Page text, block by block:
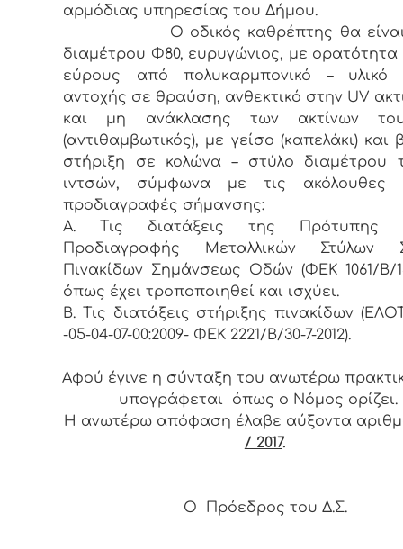
αρμόδιας υπηρεσίας του Δήμου.
Ο οδικός καθρέπτης θα είναι
διαμέτρου Φ80, ευρυγώνιος, με ορατότητα
εύρους από πολυκαρμπονικό – υλικό
αντοχής σε θραύση, ανθεκτικό στην UV
και μη ανάκλασης των ακτίνων
(αντιθαμβωτικός), με γείσο (καπελάκι) και
στήριξη σε κολώνα – στύλο διαμέτρου
ιντσών, σύμφωνα με τις ακόλουθες
προδιαγραφές σήμανσης:
Α. Τις διατάξεις της Πρότυπης
Προδιαγραφής Μεταλλικών Στύλων
Πινακίδων Σημάνσεως Οδών (ΦΕΚ 1061/Β/
όπως έχει τροποποιηθεί και ισχύει.
Β. Τις διατάξεις στήριξης πινακίδων
-05-04-07-00:2009- ΦΕΚ 2221/Β/30-7-2012).
Αφού έγινε η σύνταξη του ανωτέρω
υπογράφεται όπως ο Νόμος ορίζει.
Η ανωτέρω απόφαση έλαβε αύξοντα
/ 2017.
Ο Πρόεδρος του Δ.Σ.